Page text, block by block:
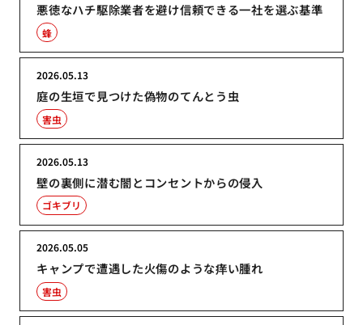
悪徳なハチ駆除業者を避け信頼できる一社を選ぶ基準
蜂
庭の生垣で見つけた偽物のてんとう虫
2026.05.13
害虫
壁の裏側に潜む闇とコンセントからの侵入
2026.05.13
ゴキブリ
キャンプで遭遇した火傷のような痒い腫れ
2026.05.05
害虫